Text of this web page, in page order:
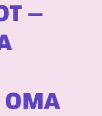
–
OMA